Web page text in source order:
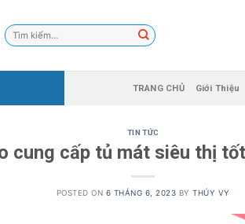
Tìm
kiếm:
TRANG CHỦ Giới Thiệu
TIN TỨC
cung cấp tủ mát siêu thị
POSTED ON 6 THÁNG 6, 2023 BYTHÚY VY